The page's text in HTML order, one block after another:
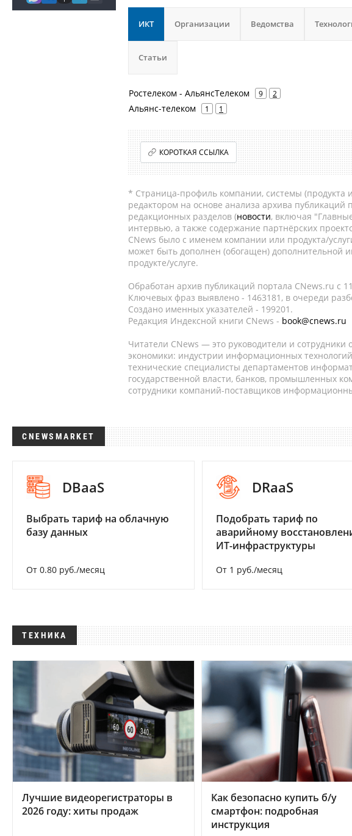
ИКТ Организации Ведомства
Статьи
Ростелеком - АльянсТелеком 9 2
Альянс-телеком 1 1
КОРОТКАЯ ССЫЛКА
* Страница-профиль компании, системы (продукта
редактором на основе анализа архива публикаций
редакционных разделов (новости, включая
интервью, а также содержание партнёрских
CNews было с именем компании или продукта/
может быть дополнен (обогащен) дополнительной
продукте/услуге.
Обработан архив публикаций портала CNews.ru c
Ключевых фраз выявлено - 1463181, в очереди
Создано именных указателей - 199201.
Редакция Индексной книги CNews - book@cnews.ru
Читатели CNews — это руководители и
экономики: индустрии информационных
технические специалисты департаментов
государственной власти, банков, промышленных
сотрудники компаний-поставщиков
CNEWSMARKET
DBaaS
Выбрать тариф на облачную
базу данных
От 0.80 руб./месяц
DRaaS
Подобрать тариф по
аварийному
ИТ-инфраструктуры
От 1 руб./месяц
ТЕХНИКА
Лучшие видеорегистраторы в
2026 году: хиты продаж
Как безопасно купить б/у
смартфон: подробная
инструкция